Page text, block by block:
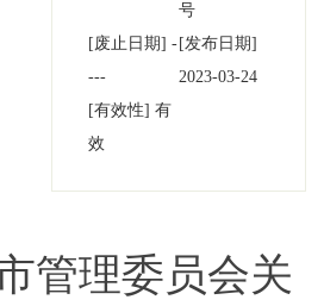
号
[废止日期] -
---
[发布日期]
2023-03-24
[有效性] 有
效
管理委员会关